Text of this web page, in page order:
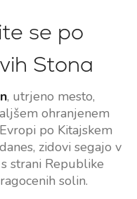
se po
Stona
, utrjeno mesto,
ohranjenem
po Kitajskem
zidovi segajo v
strani Republike
solin.